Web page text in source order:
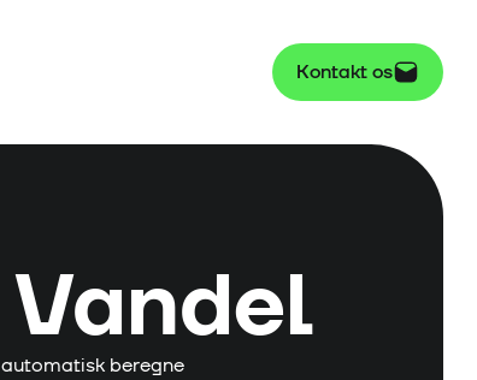
Kontakt os
Vandel
beregne